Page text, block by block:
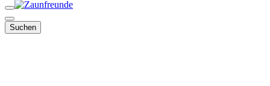
Suchen